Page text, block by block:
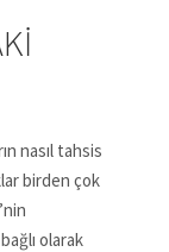
nasıl tahsis
birden çok
olarak